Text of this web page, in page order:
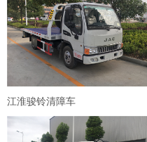
江淮骏铃清障车